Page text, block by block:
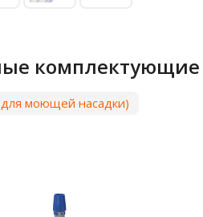
комплектующие
моющей насадки)